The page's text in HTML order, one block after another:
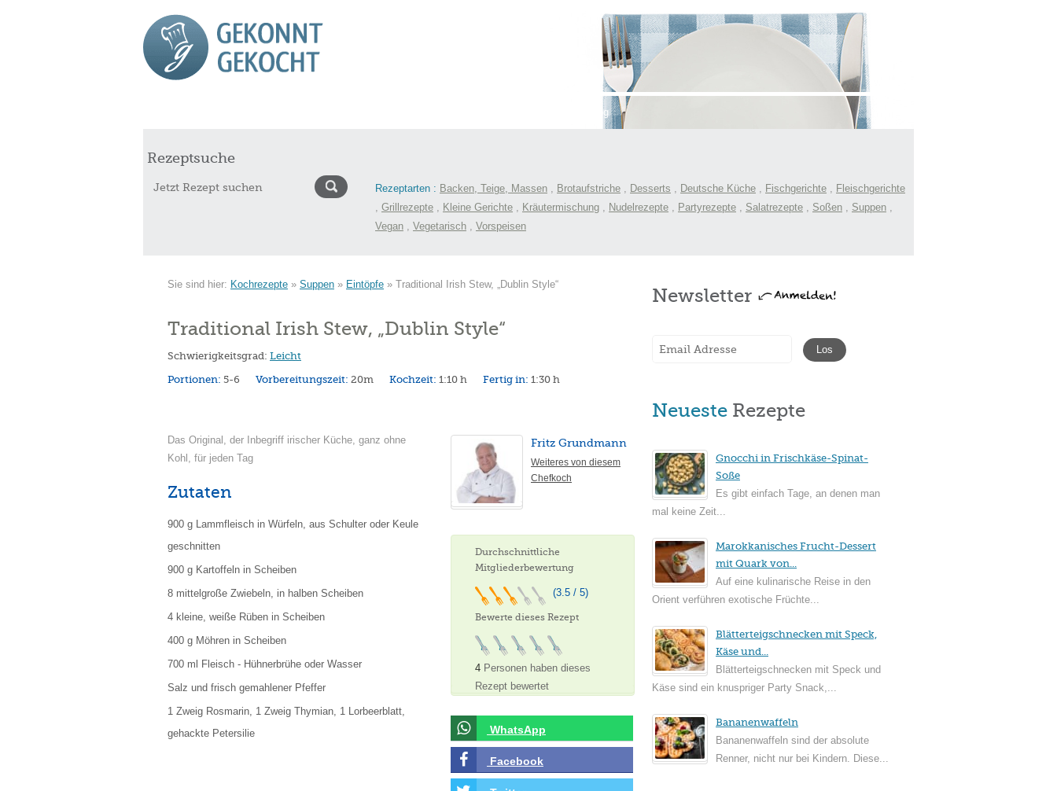
Blog
Rezeptsuche
Rezeptarten : Backen, Teige, Massen , Brotaufstriche , Desserts , Deutsche Küche , Fischgerichte , Fleischgerichte
, Grillrezepte , Kleine Gerichte , Kräutermischung , Nudelrezepte , Partyrezepte , Salatrezepte , Soßen , Suppen ,
Vegan , Vegetarisch , Vorspeisen
Sie sind hier: Kochrezepte » Suppen » Eintöpfe » Traditional Irish Stew, „Dublin Style“
Traditional Irish Stew, „Dublin Style“
Schwierigkeitsgrad: Leicht
Portionen: 5-6 Vorbereitungszeit: 20m Kochzeit: 1:10 h Fertig in: 1:30 h
Fritz Grundmann
Weiteres von diesem
Chefkoch
Durchschnittliche
Mitgliederbewertung
(3.5 / 5)
Bewerte dieses Rezept
4 Personen haben dieses
Rezept bewertet
WhatsApp
Facebook
Das Original, der Inbegriff irischer Küche, ganz ohne
Kohl, für jeden Tag
Zutaten
900 g Lammfleisch in Würfeln, aus Schulter oder Keule
geschnitten
900 g Kartoffeln in Scheiben
8 mittelgroße Zwiebeln, in halben Scheiben
4 kleine, weiße Rüben in Scheiben
400 g Möhren in Scheiben
700 ml Fleisch - Hühnerbrühe oder Wasser
Salz und frisch gemahlener Pfeffer
1 Zweig Rosmarin, 1 Zweig Thymian, 1 Lorbeerblatt,
gehackte Petersilie
Newsletter
Neueste Rezepte
Gnocchi in Frischkäse-Spinat-
Soße
Es gibt einfach Tage, an denen man
mal keine Zeit...
Marokkanisches Frucht-Dessert
mit Quark von...
Auf eine kulinarische Reise in den
Orient verführen exotische Früchte...
Blätterteigschnecken mit Speck,
Käse und...
Blätterteigschnecken mit Speck und
Käse sind ein knuspriger Party Snack,...
Bananenwaffeln
Bananenwaffeln sind der absolute
Renner, nicht nur bei Kindern. Diese...